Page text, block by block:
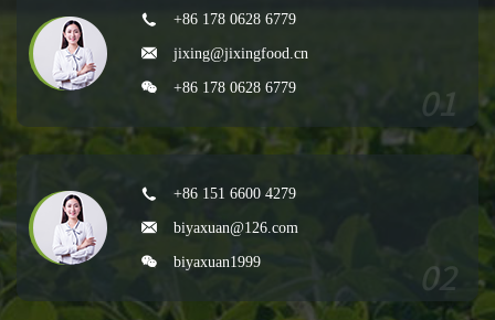
+86 178 0628 6779
jixing@jixingfood.cn
+86 178 0628 6779
+86 151 6600 4279
biyaxuan@126.com
biyaxuan1999